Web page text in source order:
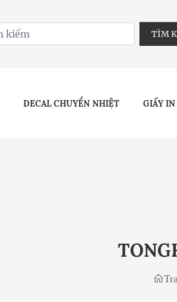
TÌM
DECAL CHUYỂN NHIỆT GIẤY